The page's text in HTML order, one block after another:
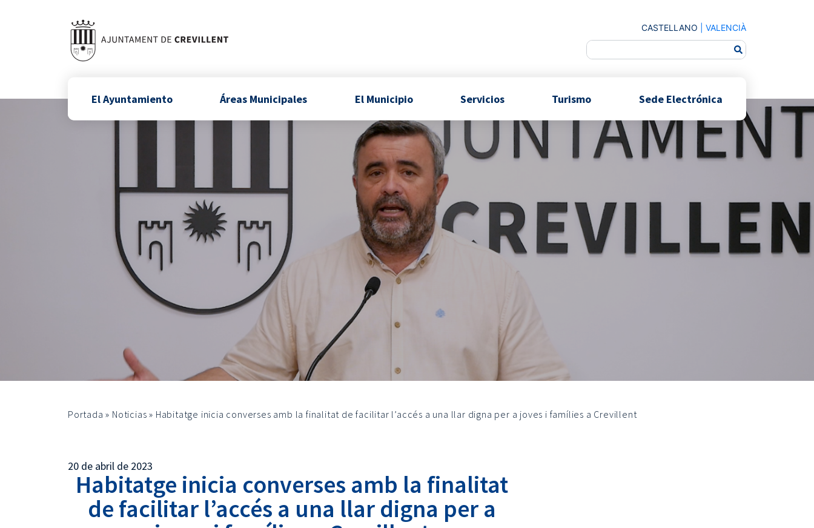
CASTELLANO VALENCIÀ
El Ayuntamiento Áreas Municipales El Municipio Servicios Turismo Sede Electrónica
Portada » Noticias » Habitatge inicia converses amb la finalitat de facilitar l’accés a una llar digna per a joves i famílies a Crevillent
20 de abril de 2023
Habitatge inicia converses amb la finalitat
de facilitar l’accés a una llar digna per a